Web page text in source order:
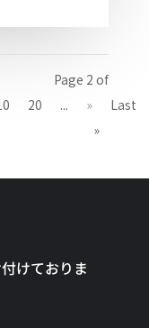
Page 2 of
20 ... »
Last
»
けておりま